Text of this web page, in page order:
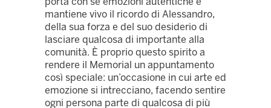
mantiene vivo il ricordo di Alessandro,
della sua forza e del suo desiderio di
lasciare qualcosa di importante alla
comunità. È proprio questo spirito a
rendere il Memorial un appuntamento
così speciale: un’occasione in cui arte ed
emozione si intrecciano, facendo sentire
ogni persona parte di qualcosa di più